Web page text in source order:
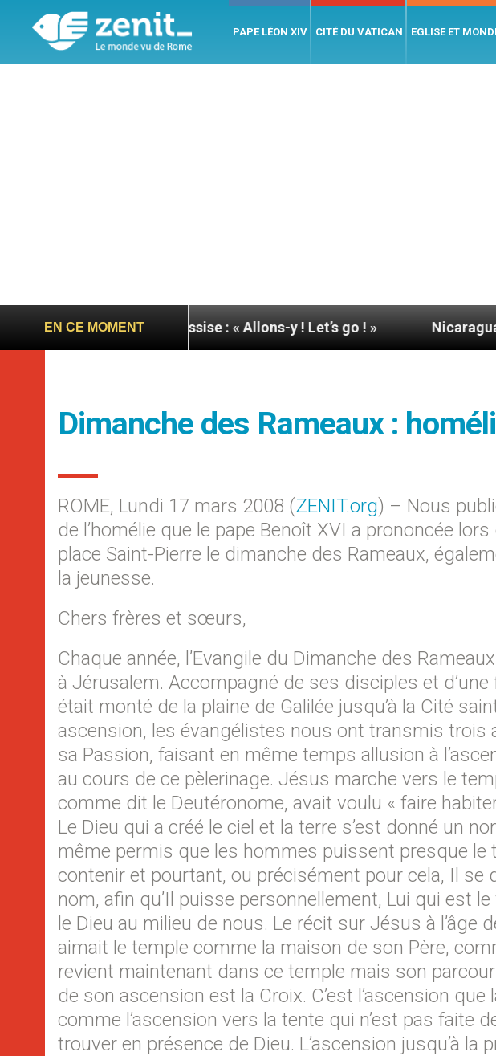
PAPE LÉON XIV CITÉ DU VATICAN EGLISE ET
EN CE MOMENT
du pape à Assise : « Allons-y ! Let’s go ! » Nicaragua : L’ONU
Dimanche des Rameaux :
ROME, Lundi 17 mars 2008 (ZENIT.org) – Nous
de l’homélie que le pape Benoît XVI a prononcée
place Saint-Pierre le dimanche des Rameaux,
la jeunesse.
Chers frères et sœurs,
Chaque année, l’Evangile du Dimanche des
à Jérusalem. Accompagné de ses disciples et
était monté de la plaine de Galilée jusqu’à la Cité
ascension, les évangélistes nous ont transmis trois
sa Passion, faisant en même temps allusion à
au cours de ce pèlerinage. Jésus marche vers le
comme dit le Deutéronome, avait voulu « faire
Le Dieu qui a créé le ciel et la terre s’est donné un
même permis que les hommes puissent presque le
contenir et pourtant, ou précisément pour cela, Il se
nom, afin qu’Il puisse personnellement, Lui qui est
le Dieu au milieu de nous. Le récit sur Jésus à l’âge
aimait le temple comme la maison de son Père,
revient maintenant dans ce temple mais son
de son ascension est la Croix. C’est l’ascension
comme l’ascension vers la tente qui n’est pas faite
trouver en présence de Dieu. L’ascension jusqu’à la